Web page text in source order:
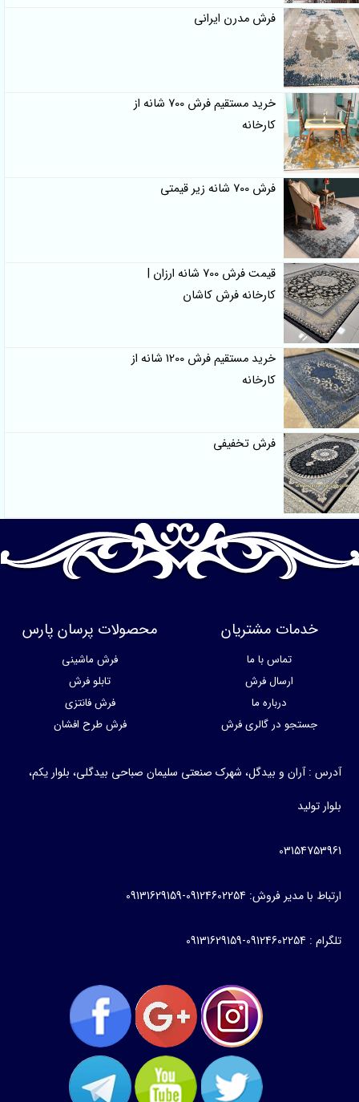
فرش مدرن ایرانی
خرید مستقیم فرش 700 شانه از
کارخانه
فرش 700 شانه زیر قیمتی
قیمت فرش 700 شانه ارزان |
کارخانه فرش کاشان
خرید مستقیم فرش 1200 شانه از
کارخانه
فرش تخفیفی
خدمات مشتریان
تماس با ما
ارسال فرش
درباره ما
جستجو در گالری فرش
محصولات پرسان پارس
فرش ماشینی
تابلو فرش
فرش فانتزی
فرش طرح افشان
آدرس : آران و بیدگل، شهرک صنعتی سلیمان صباحی بیدگلی، بلوار یکم،
بلوار تولید
03154753961
ارتباط با مدیر فروش: 09124602254-09131629159
تلگرام : 09124602254-09131629159